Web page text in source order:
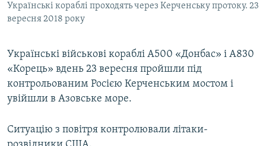
УКР
ДОЛУЧАЙСЯ!
Українські кораблі проходять через Керченську протоку. 23
вересня 2018 року
Українські військові кораблі A500 «Донбас» і A830
«Корець» вдень 23 вересня пройшли під
контрольованим Росією Керченським мостом і
увійшли в Азовське море.
Ситуацію з повітря контролювали літаки-